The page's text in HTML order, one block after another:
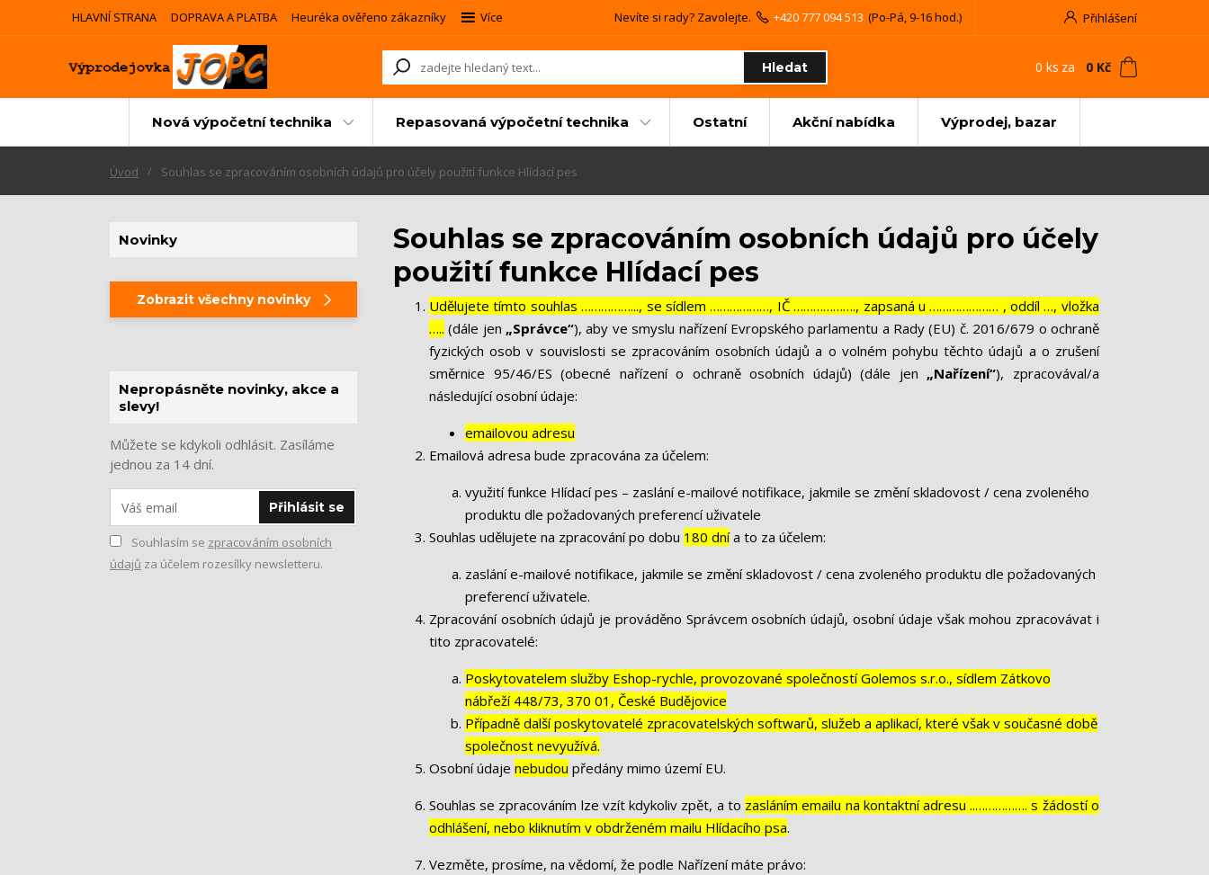
HLAVNÍ STRANA DOPRAVA A PLATBA Heuréka ověřeno zákazníky Více Přihlášení
Hledat
Nevíte si rady? Zavolejte. +420 777 094 513 (Po-Pá, 9-16 hod.)
0 ks za 0 Kč
Nová výpočetní technika Repasovaná výpočetní technika Ostatní Akční nabídka Výprodej, bazar
Úvod Souhlas se zpracováním osobních údajů pro účely použití funkce Hlídací pes
Novinky
Zobrazit všechny novinky
Nepropásněte novinky, akce a
slevy!
Můžete se kdykoli odhlásit. Zasíláme
jednou za 14 dní.
Přihlásit se
Souhlasím se zpracováním osobních
údajů za účelem rozesílky newsletteru.
Souhlas se zpracováním osobních údajů pro účely
použití funkce Hlídací pes
Udělujete tímto souhlas ……………..., se sídlem ………………, IČ ………………., zapsaná u ………………… , oddíl …, vložka
….. (dále jen „Správce“), aby ve smyslu nařízení Evropského parlamentu a Rady (EU) č. 2016/679 o ochraně
fyzických osob v souvislosti se zpracováním osobních údajů a o volném pohybu těchto údajů a o zrušení
směrnice 95/46/ES (obecné nařízení o ochraně osobních údajů) (dále jen „Nařízení“), zpracovával/a
následující osobní údaje:
emailovou adresu
Emailová adresa bude zpracována za účelem:
využití funkce Hlídací pes – zaslání e-mailové notifikace, jakmile se změní skladovost / cena zvoleného
produktu dle požadovaných preferencí uživatele
Souhlas udělujete na zpracování po dobu 180 dnía to za účelem:
zaslání e-mailové notifikace, jakmile se změní skladovost / cena zvoleného produktu dle požadovaných
preferencí uživatele.
Zpracování osobních údajů je prováděno Správcem osobních údajů, osobní údaje však mohou zpracovávat i
tito zpracovatelé:
Poskytovatelem služby Eshop-rychle, provozované společností Golemos s.r.o., sídlem Zátkovo
nábřeží 448/73, 370 01, České Budějovice
Případně další poskytovatelé zpracovatelských softwarů, služeb a aplikací, které však v současné době
společnost nevyužívá.
Osobní údaje nebudou předány mimo území EU.
Souhlas se zpracováním lze vzít kdykoliv zpět, a to zasláním emailu na kontaktní adresu ..……………. s žádostí o
odhlášení, nebo kliknutím v obdrženém mailu Hlídacího psa.
Vezměte, prosíme, na vědomí, že podle Nařízení máte právo: